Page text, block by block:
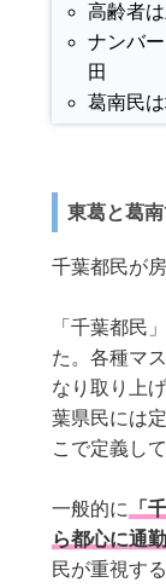
高齢者
ナンバ
田
葛南民
東葛と葛
千葉都民が
「千葉都民
た。各種マ
なり取り上
葉県民には
こで定義し
一般的に「
ら都心に通
民が重視す